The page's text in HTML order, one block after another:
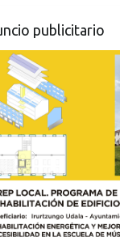
publicitario